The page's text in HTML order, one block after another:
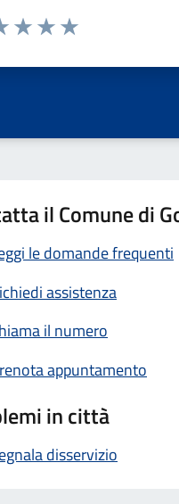
1 a 5 stelle la pagina
il Comune di
le domande frequenti
assistenza
il numero
appuntamento
in città
disservizio